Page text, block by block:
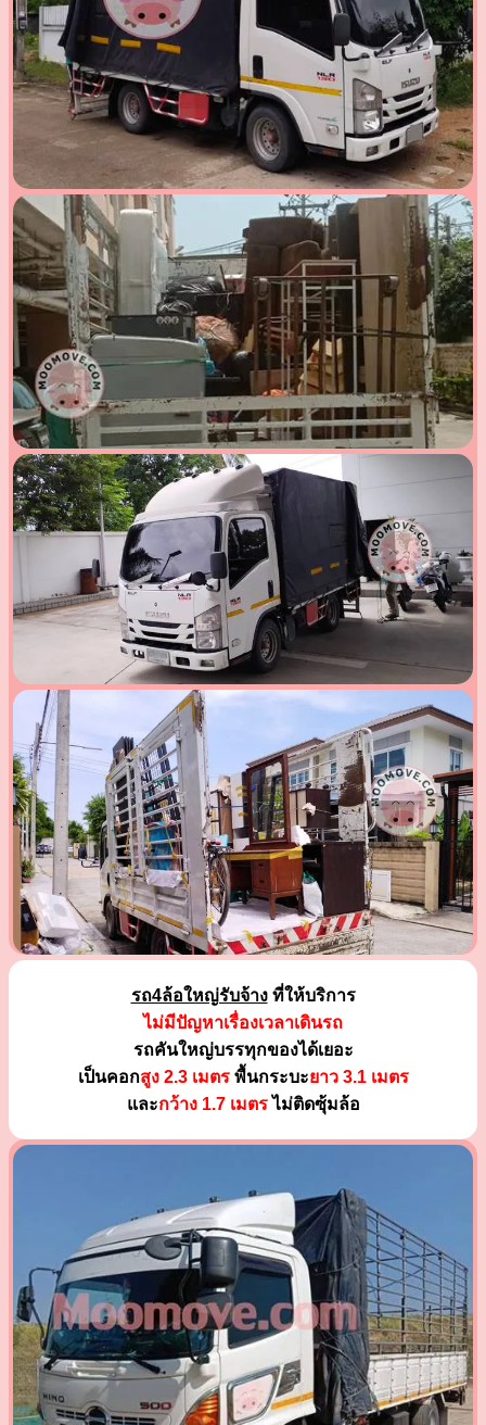
รถ4ล้อใหญ่รับจ้างที่ให้บริการ
ไม่มีปัญหาเรื่องเวลาเดินรถ
รถคันใหญ่บรรทุกของได้เยอะ
เป็นคอกสูง 2.3 เมตรพื้นกระบะยาว 3.1 เมตร
และกว้าง 1.7 เมตรไม่ติดซุ้มล้อ